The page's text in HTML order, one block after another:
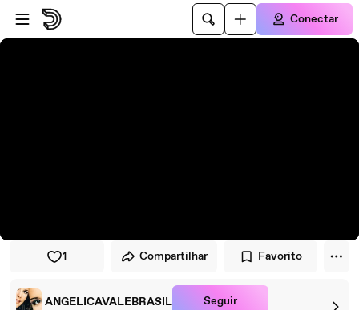
Pular para o player
Ir para o conteúdo principal
Conectar
1 Compartilhar Favorito
ANGELICAVALEBRASIL Seguir